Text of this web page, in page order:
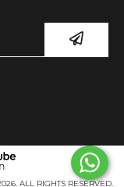
ALL RIGHTS RESERVED.